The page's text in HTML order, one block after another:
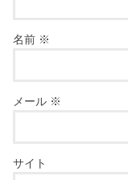
名前 ※
メール ※
サイト